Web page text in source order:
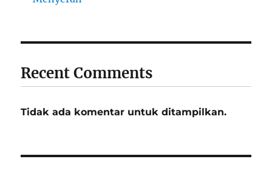
Recent Comments
Tidak ada komentar untuk ditampilkan.